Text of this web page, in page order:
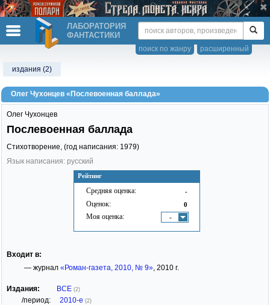
ЛАБОРАТОРИЯ
ФАНТАСТИКИ
расширенный
поиск по жанру
издания (2)
Олег Чухонцев «Послевоенная баллада»
Рейтинг
Средняя оценка: -
Оценок: 0
Моя оценка: -
Олег Чухонцев
Послевоенная баллада
Стихотворение, (год написания: 1979)
Язык написания: русский
Входит в:
— журнал «Роман-газета, 2010, № 9», 2010 г.
Издания: ВСЕ (2)
/период: 2010-е (2)